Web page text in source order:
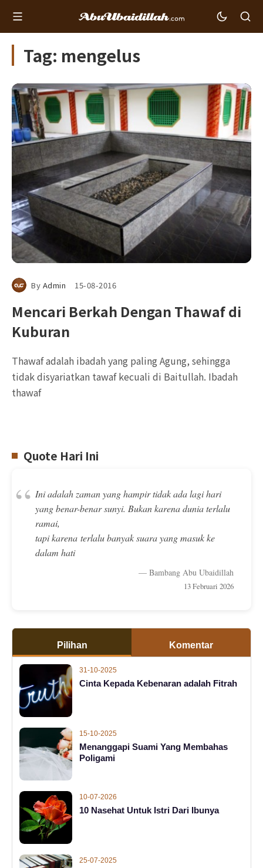
Tag: mengelus
By Admin 15-08-2016
Mencari Berkah Dengan Thawaf di
Kuburan
Thawaf adalah ibadah yang paling Agung, sehingga
tidak disyariatkan tawaf kecuali di Baitullah. Ibadah
thawaf
Quote Hari Ini
“ Ini adalah zaman yang hampir tidak ada lagi hari
yang benar-benar sunyi. Bukan karena dunia terlalu
ramai,
tapi karena terlalu banyak suara yang masuk ke
dalam hati
— Bambang Abu Ubaidillah
13 Februari 2026
Pilihan Komentar
31-10-2025
Cinta Kepada Kebenaran adalah Fitrah
15-10-2025
Menanggapi Suami Yang Membahas
Poligami
10-07-2026
10 Nasehat Untuk Istri Dari Ibunya
25-07-2025